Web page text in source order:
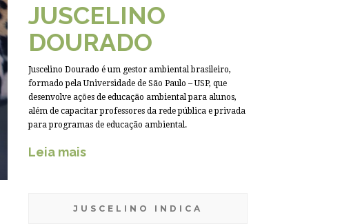
JUSCELINO
DOURADO
Juscelino Dourado é um gestor ambiental brasileiro,
formado pela Universidade de São Paulo – USP, que
desenvolve ações de educação ambiental para alunos,
além de capacitar professores da rede pública e privada
para programas de educação ambiental.
Leia mais
JUSCELINO INDICA